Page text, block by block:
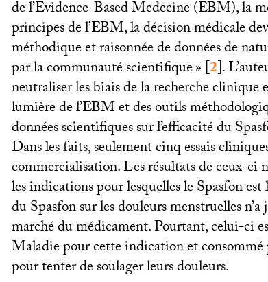
de l’Evidence-Based Medecine (EBM), la
principes de l’EBM, la décision médicale
méthodique et raisonnée de données de
par la communauté scientifique»[2].
neutraliser les biais de la recherche clinique
lumière de l’EBMet des outils
données scientifiques sur l’efficacité du
Dans les faits, seulement cinq essais
commercialisation. Les résultats de ceux-ci
les indications pour lesquelles le Spasfon
du Spasfon sur les douleurs menstruelles
marché du médicament. Pourtant, celui-ci
Maladie pour cette indication et
pour tenter de soulager leurs douleurs.